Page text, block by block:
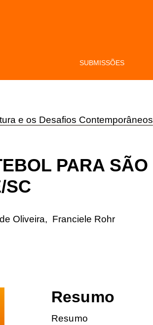
SUBMISSÕES
e os Desafios Contemporâneos
PARA SÃO
SC
Oliveira, Franciele Rohr
Resumo
Resumo